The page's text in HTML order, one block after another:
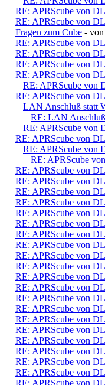
RE: APRScube von
RE: APRScube von
Fragen zum Cube - von
RE: APRScube von
RE: APRScube von
RE: APRScube von
RE: APRScube von
RE: APRScube von
RE: APRScube von
LAN Anschluß statt
RE: LAN
RE: APRScube von
RE: APRScube von
RE: APRScube von
RE: APRScube
RE: APRScube von
RE: APRScube von
RE: APRScube von
RE: APRScube von
RE: APRScube von
RE: APRScube von
RE: APRScube von
RE: APRScube von
RE: APRScube von
RE: APRScube von
RE: APRScube von
RE: APRScube von
RE: APRScube von
RE: APRScube von
RE: APRScube von
RE: APRScube von
RE: APRScube von
RE: APRScube von
RE: APRScube von
RE: APRScube von
RE: APRScube von